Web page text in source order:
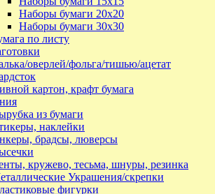
Наборы бумаги 20х20
Наборы бумаги 30х30
по листу
оверлей/фольга/тишью/ацетат
картон, крафт бумага
из бумаги
наклейки
брадсы, люверсы
кружево, тесьма, шнуры, резинка
Украшения/скрепки
фигурки